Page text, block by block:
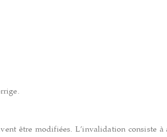
être modifiées. L’invalidation consiste